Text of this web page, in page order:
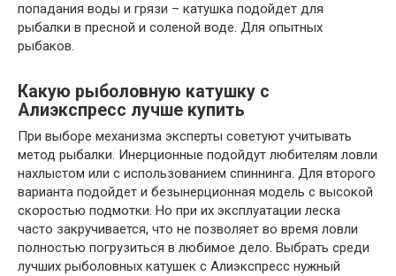
попадания воды и грязи – катушка подойдет для
рыбалки в пресной и соленой воде. Для опытных
рыбаков.
Какую рыболовную катушку с
Алиэкспресс лучше купить
При выборе механизма эксперты советуют учитывать
метод рыбалки. Инерционные подойдут любителям ловли
нахлыстом или с использованием спиннинга. Для второго
варианта подойдет и безынерционная модель с высокой
скоростью подмотки. Но при их эксплуатации леска
часто закручивается, что не позволяет во время ловли
полностью погрузиться в любимое дело. Выбрать среди
лучших рыболовных катушек с Алиэкспресс нужный